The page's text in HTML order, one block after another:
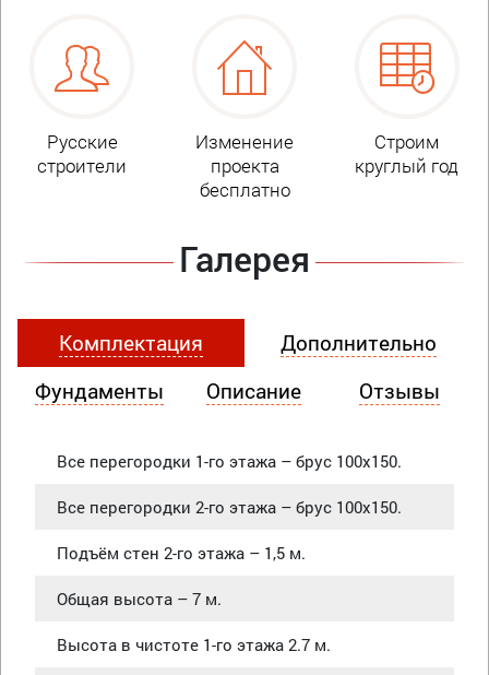
Русские
строители
Изменение
проекта
бесплатно
Строим
круглый год
Галерея
Комплектация
Дополнительно
Фундаменты
Описание Отзывы
Все перегородки 1-го этажа – брус 100х150.
Все перегородки 2-го этажа – брус 100х150.
Подъём стен 2-го этажа – 1,5 м.
Общая высота – 7 м.
Высота в чистоте 1-го этажа 2.7 м.